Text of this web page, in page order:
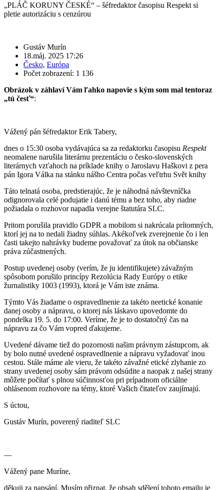
„PLÁČ KORUNY ČESKÉ“ – šéfredaktor časopisu Respekt si
pletie autorizáciu s cenzúrou
Gustáv Murín
18.máj. 2025 17:26
Česko, Európa
Počet zobrazení: 1 136
Obrázok v záhlaví Vám ľahko napovie s kým som mal tentoraz
„tú česť“:
Vážený pán šéfredaktor Erik Tabery,
dnes o 15:30 osoba vydávajúca sa za redaktorku časopisu Respekt
neomalene narušila literárnu prezentáciu o česko-slovenských
literárnych vzťahoch na príklade knihy o Jaroslavu Haškovi z pera
pán Igora Válka na stánku nášho Centra počas veľtrhu Svět knihy
Táto telnatá osoba, predstierajúc, že je náhodná návštevníčka
odignorovala celé podujatie i danú tému a bez toho, aby riadne
požiadala o rozhovor napadla verejne štatutára SLC.
Pritom porušila pravidlo GDPR a mobilom si nakrúcala prítomných,
ktorí jej na to nedali žiadny súhlas. Akékoľvek zverejnenie čo i len
časti takejto nahrávky budeme považovať za útok na občianske
práva zúčastnených.
Postup uvedenej osoby (verím, že ju identifikujete) závažným
spôsobom porušilo princípy Rezolúcia Rady Európy o etike
žurnalistiky 1003 (1993), ktorá je Vám iste známa.
Týmto Vás žiadame o ospravedlnenie za takéto neetické konanie
danej osoby a nápravu, o ktorej nás láskavo upovedomte do
pondelka 19. 5. do 17:00. Veríme, že je to dostatočný čas na
nápravu za čo Vám vopred ďakujeme.
Uvedené dávame tiež do pozornosti našim právnym zástupcom, ak
by bolo nutné uvedené ospravedlnenie a nápravu vyžadovať inou
cestou. Stále máme ale vieru, že takéto závažné etické zlyhanie zo
strany uvedenej osoby sám právom odsúdite a naopak z našej strany
môžete počítať s plnou súčinnosťou pri prípadnom oficiálne
ohlásenom rozhovore na témy, ktoré Vašich čitateľov zaujímajú.
S úctou,
Gustáv Murín, poverený riaditeľ SLC
—
Vážený pane Muríne,
děkuji za napsání. Musím přiznat, že obsah sdělení tohoto emailu je